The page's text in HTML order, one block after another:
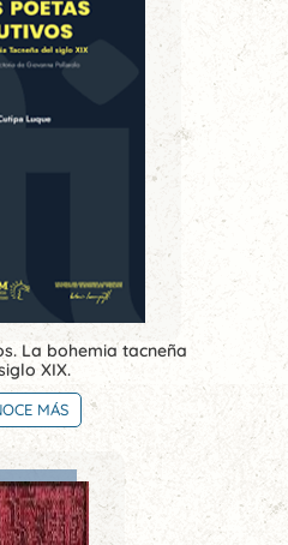
La bohemia tacneña
XIX.
MÁS